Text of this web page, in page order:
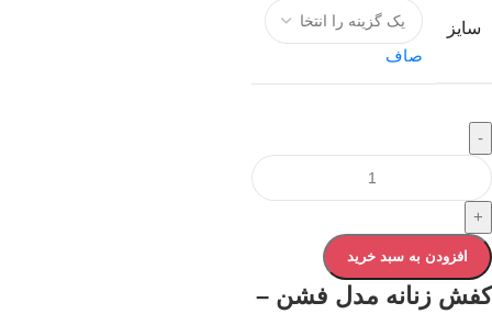
سایز
صاف
-
+
افزودن به سبد خرید
کفش زنانه مدل فشن –